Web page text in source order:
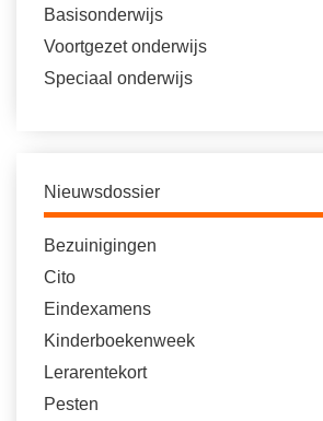
Basisonderwijs
Voortgezet onderwijs
Speciaal onderwijs
Nieuwsdossier
Bezuinigingen
Cito
Eindexamens
Kinderboekenweek
Lerarentekort
Pesten